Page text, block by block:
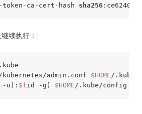
ca-cert-hash
sha256
续执行：
admin.conf $HOME/.kube/
-u): $( id -g) $HOME